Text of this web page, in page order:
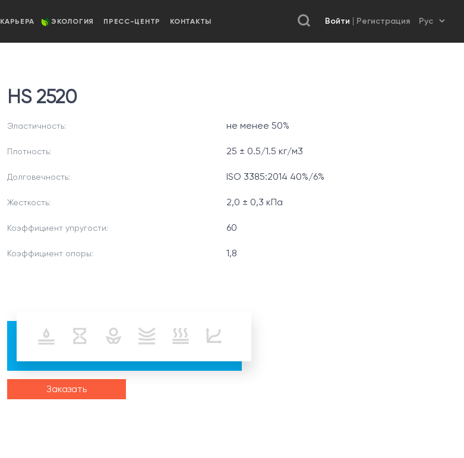
КАРЬЕРА ЭКОЛОГИЯ ПРЕСС-ЦЕНТР КОНТАКТЫ Войти Регистрация
HS 2520
Эластичность: не менее 50%
Плотность: 25 ± 0.5/1.5 кг/м3
Долговечность: ISO 3385:2014 40%/6%
Жесткость: 2,0 ± 0,3 кПа
Коэффициент упругости: 60
Коэффициент опоры: 1,8
Заказать